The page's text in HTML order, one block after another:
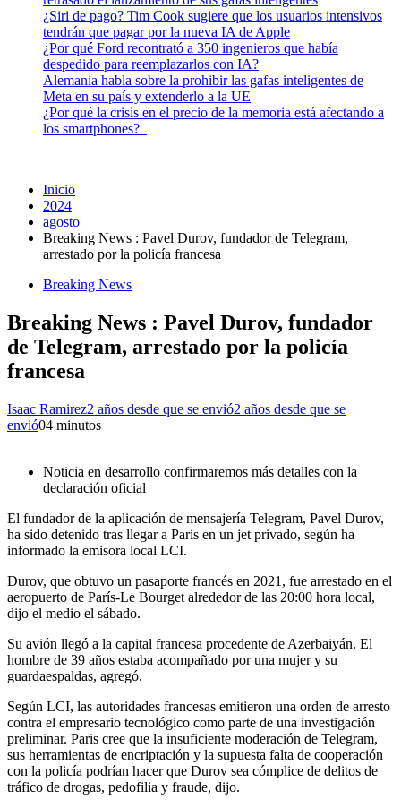
¿Siri de pago? Tim Cook sugiere que los usuarios intensivos
tendrán que pagar por la nueva IA de Apple
¿Por qué Ford recontrató a 350 ingenieros que había
despedido para reemplazarlos con IA?
Alemania habla sobre la prohibir las gafas inteligentes de
Meta en su país y extenderlo a la UE
¿Por qué la crisis en el precio de la memoria está afectando a
los smartphones?
Inicio
2024
agosto
Breaking News : Pavel Durov, fundador de Telegram,
arrestado por la policía francesa
Breaking News
Breaking News : Pavel Durov, fundador
de Telegram, arrestado por la policía
francesa
Isaac Ramirez2 años desde que se envió2 años desde que se
envió04 minutos
Noticia en desarrollo confirmaremos más detalles con la
declaración oficial
El fundador de la aplicación de mensajería Telegram, Pavel Durov,
ha sido detenido tras llegar a París en un jet privado, según ha
informado la emisora local LCI.
Durov, que obtuvo un pasaporte francés en 2021, fue arrestado en el
aeropuerto de París-Le Bourget alrededor de las 20:00 hora local,
dijo el medio el sábado.
Su avión llegó a la capital francesa procedente de Azerbaiyán. El
hombre de 39 años estaba acompañado por una mujer y su
guardaespaldas, agregó.
Según LCI, las autoridades francesas emitieron una orden de arresto
contra el empresario tecnológico como parte de una investigación
preliminar. Paris cree que la insuficiente moderación de Telegram,
sus herramientas de encriptación y la supuesta falta de cooperación
con la policía podrían hacer que Durov sea cómplice de delitos de
tráfico de drogas, pedofilia y fraude, dijo.